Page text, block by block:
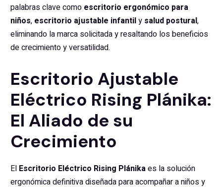
palabras clave como escritorio ergonómico para
niños, escritorio ajustable infantily salud postural,
eliminando la marca solicitada y resaltando los beneficios
de crecimiento y versatilidad.
Escritorio Ajustable
Eléctrico Rising Plánika:
El Aliado de su
Crecimiento
El Escritorio Eléctrico Rising Plánikaes la solución
ergonómica definitiva diseñada para acompañar a niños y